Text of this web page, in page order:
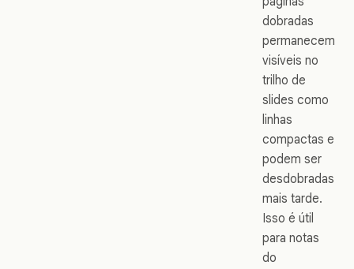
dobradas
permanecem
visíveis no
trilho de
slides como
linhas
compactas e
podem ser
desdobradas
mais tarde.
Isso é útil
para notas
do